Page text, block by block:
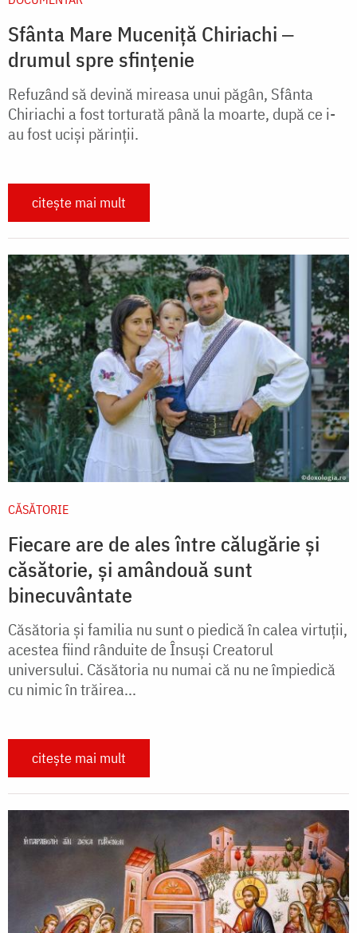
Sfânta Mare Muceniță Chiriachi ‒
drumul spre sfințenie
Refuzând să devină mireasa unui păgân, Sfânta
Chiriachi a fost torturată până la moarte, după ce i-
au fost uciși părinții.
citește mai mult
CĂSĂTORIE
Fiecare are de ales între călugărie și
căsătorie, și amândouă sunt
binecuvântate
Căsătoria şi familia nu sunt o piedică în calea virtuţii,
acestea fiind rânduite de Însuşi Creatorul
universului. Căsătoria nu numai că nu ne împiedică
cu nimic în trăirea...
citește mai mult